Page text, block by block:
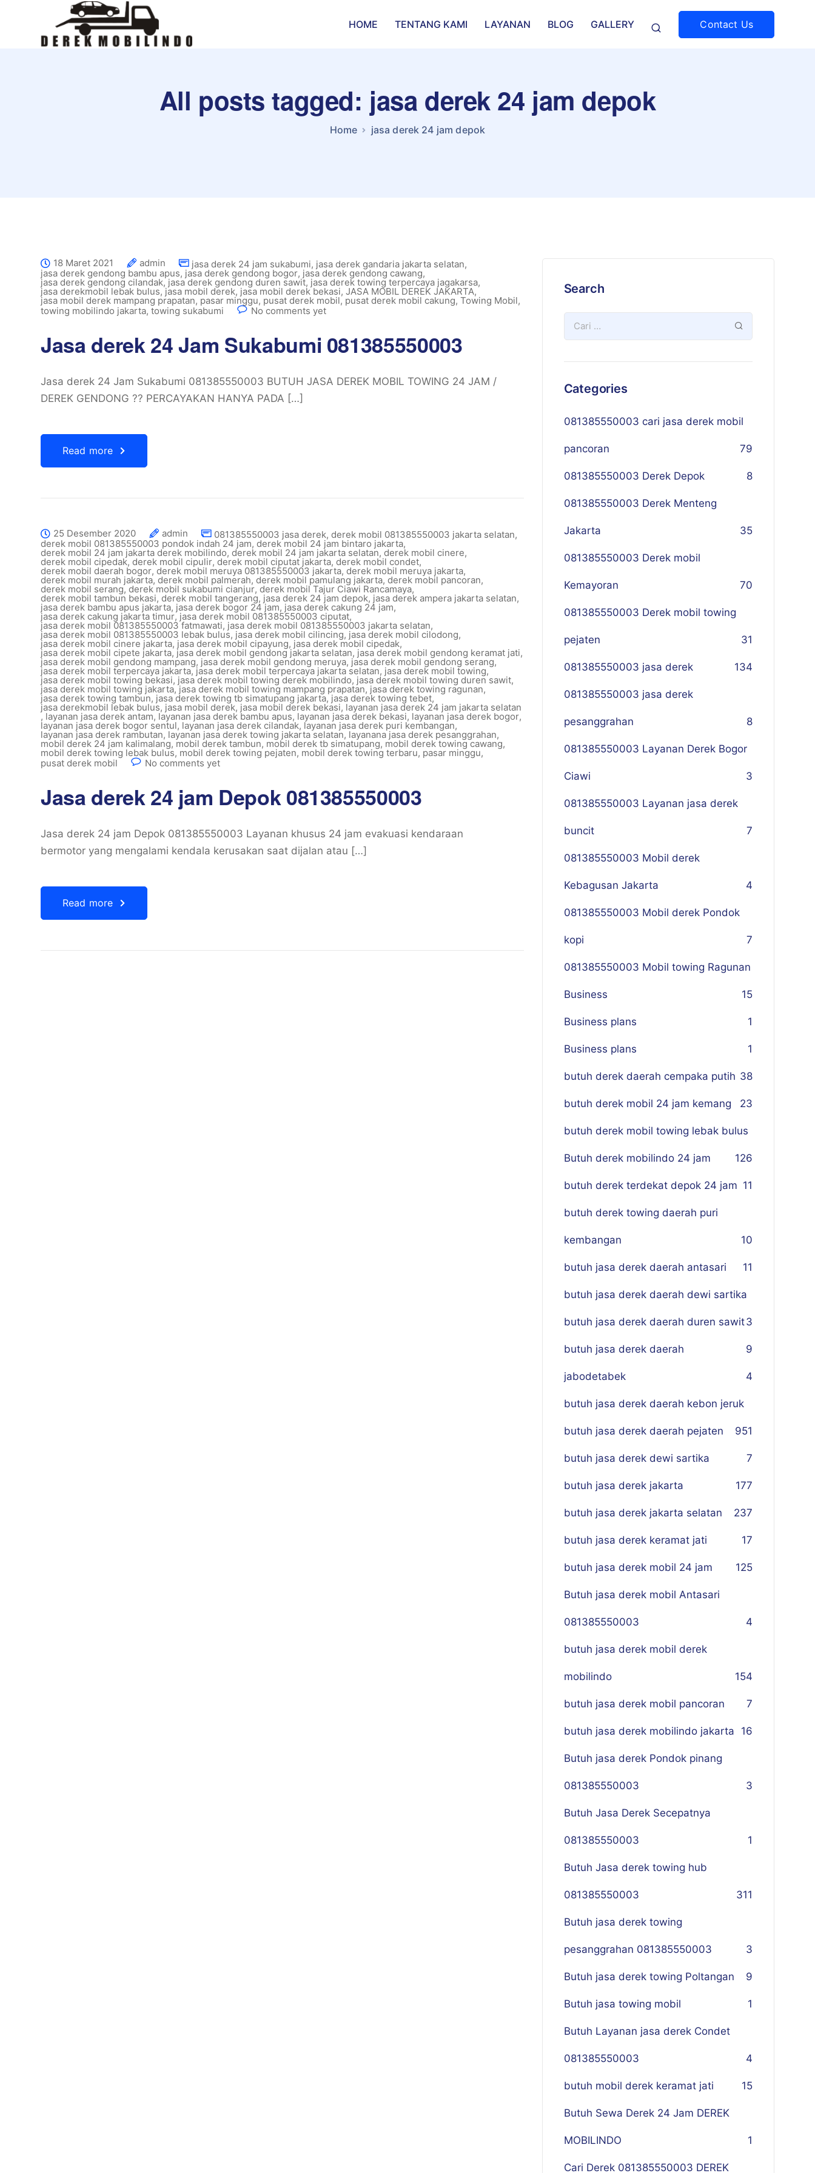
HOME TENTANG KAMI LAYANAN BLOG GALLERY Contact Us
All posts tagged: jasa derek 24 jam depok
Home jasa derek 24 jam depok
18 Maret 2021 admin jasa derek 24 jam sukabumi, jasa derek gandaria jakarta selatan,
jasa derek gendong bambu apus, jasa derek gendong bogor, jasa derek gendong cawang,
jasa derek gendong cilandak, jasa derek gendong duren sawit, jasa derek towing terpercaya jagakarsa,
jasa derekmobil lebak bulus,jasa mobil derek, jasa mobil derek bekasi, JASA MOBIL DEREK JAKARTA,
jasa mobil derek mampang prapatan, pasar minggu, pusat derek mobil, pusat derek mobil cakung, Towing Mobil,
towing mobilindo jakarta, towing sukabumi No comments yet
Jasa derek 24 Jam Sukabumi 081385550003
Jasa derek 24 Jam Sukabumi 081385550003 BUTUH JASA DEREK MOBIL TOWING 24 JAM /
DEREK GENDONG ?? PERCAYAKAN HANYA PADA […]
Read more
25 Desember 2020 admin 081385550003 jasa derek, derek mobil 081385550003 jakarta selatan,
derek mobil 081385550003 pondok indah 24 jam, derek mobil 24 jam bintaro jakarta,
derek mobil 24 jam jakarta derek mobilindo, derek mobil 24 jam jakarta selatan, derek mobil cinere,
derek mobil cipedak, derek mobil cipulir, derek mobil ciputat jakarta, derek mobil condet,
derek mobil daerah bogor, derek mobil meruya 081385550003 jakarta, derek mobil meruya jakarta,
derek mobil murah jakarta, derek mobil palmerah, derek mobil pamulang jakarta, derek mobil pancoran,
derek mobil serang, derek mobil sukabumi cianjur, derek mobil Tajur Ciawi Rancamaya,
derek mobil tambun bekasi, derek mobil tangerang, jasa derek 24 jam depok, jasa derek ampera jakarta selatan,
jasa derek bambu apus jakarta, jasa derek bogor 24 jam, jasa derek cakung 24 jam,
jasa derek cakung jakarta timur, jasa derek mobil 081385550003 ciputat,
jasa derek mobil 081385550003 fatmawati, jasa derek mobil 081385550003 jakarta selatan,
jasa derek mobil 081385550003 lebak bulus, jasa derek mobil cilincing, jasa derek mobil cilodong,
jasa derek mobil cinere jakarta, jasa derek mobil cipayung, jasa derek mobil cipedak,
jasa derek mobil cipete jakarta, jasa derek mobil gendong jakarta selatan, jasa derek mobil gendong keramat jati,
jasa derek mobil gendong mampang, jasa derek mobil gendong meruya, jasa derek mobil gendong serang,
jasa derek mobil terpercaya jakarta,jasa derek mobil terpercaya jakarta selatan, jasa derek mobil towing,
jasa derek mobil towing bekasi, jasa derek mobil towing derek mobilindo, jasa derek mobil towing duren sawit,
jasa derek mobil towing jakarta,jasa derek mobil towing mampang prapatan, jasa derek towing ragunan,
jasa derek towing tambun, jasa derek towing tb simatupang jakarta, jasa derek towing tebet,
jasa derekmobil lebak bulus, jasa mobil derek, jasa mobil derek bekasi, layanan jasa derek 24 jam jakarta selatan
, layanan jasa derek antam, layanan jasa derek bambu apus, layanan jasa derek bekasi, layanan jasa derek bogor,
layanan jasa derek bogor sentul, layanan jasa derek cilandak, layanan jasa derek puri kembangan,
layanan jasa derek rambutan, layanan jasa derek towing jakarta selatan, layanana jasa derek pesanggrahan,
mobil derek 24 jam kalimalang, mobil derek tambun, mobil derek tb simatupang, mobil derek towing cawang,
mobil derek towing lebak bulus, mobil derek towing pejaten, mobil derek towing terbaru, pasar minggu,
pusat derek mobil
No comments yet
Jasa derek 24 jam Depok 081385550003
Jasa derek 24 jam Depok 081385550003 Layanan khusus 24 jam evakuasi kendaraan
bermotor yang mengalami kendala kerusakan saat dijalan atau […]
Read more
Search
Categories
081385550003 cari jasa derek mobil
pancoran 79
081385550003 Derek Depok 8
081385550003 Derek Menteng
Jakarta 35
081385550003 Derek mobil
Kemayoran 70
081385550003 Derek mobil towing
pejaten 31
081385550003 jasa derek 134
081385550003 jasa derek
pesanggrahan 8
081385550003 Layanan Derek Bogor
Ciawi 3
081385550003 Layanan jasa derek
buncit 7
081385550003 Mobil derek
Kebagusan Jakarta 4
081385550003 Mobil derek Pondok
kopi 7
081385550003 Mobil towing Ragunan
5
Business 1
Business plans 1
Business plans 1
butuh derek daerah cempaka putih 38
butuh derek mobil 24 jam kemang 23
butuh derek mobil towing lebak bulus
26
Butuh derek mobilindo 24 jam 1
butuh derek terdekat depok 24 jam 11
butuh derek towing daerah puri
kembangan 10
butuh jasa derek daerah antasari 11
butuh jasa derek daerah dewi sartika
3
butuh jasa derek daerah duren sawit
9
butuh jasa derek daerah
jabodetabek 4
butuh jasa derek daerah kebon jeruk
51
butuh jasa derek daerah pejaten 9
butuh jasa derek dewi sartika 7
butuh jasa derek jakarta 177
butuh jasa derek jakarta selatan 237
butuh jasa derek keramat jati 17
butuh jasa derek mobil 24 jam 125
Butuh jasa derek mobil Antasari
081385550003 4
butuh jasa derek mobil derek
mobilindo 154
butuh jasa derek mobil pancoran 7
butuh jasa derek mobilindo jakarta 16
Butuh jasa derek Pondok pinang
081385550003 3
Butuh Jasa Derek Secepatnya
081385550003 1
Butuh Jasa derek towing hub
081385550003 311
Butuh jasa derek towing
pesanggrahan 081385550003 3
Butuh jasa derek towing Poltangan 9
Butuh jasa towing mobil 1
Butuh Layanan jasa derek Condet
081385550003 4
butuh mobil derek keramat jati 15
Butuh Sewa Derek 24 Jam DEREK
MOBILINDO 1
Cari Derek 081385550003 DEREK